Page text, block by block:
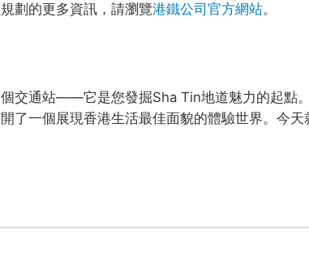
劃的更多資訊，請瀏覽港鐵公司官方網站。
交通站——它是您發掘Sha Tin地道魅力的起點
了一個展現香港生活最佳面貌的體驗世界。今